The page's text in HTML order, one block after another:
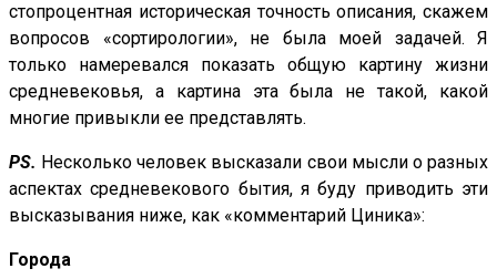
стопроцентная историческая точность описания, скажем
вопросов «сортирологии», не была моей задачей. Я
только намеревался показать общую картину жизни
средневековья, а картина эта была не такой, какой
многие привыкли ее представлять.
PS. Несколько человек высказали свои мысли о разных
аспектах средневекового бытия, я буду приводить эти
высказывания ниже, как «комментарий Циника»:
Города